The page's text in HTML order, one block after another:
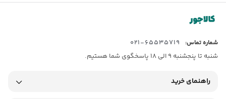
شماره تماس:
65535719-021
شنبه تا پنجشنبه 9 الی 18 پاسخگوی شما هستیم.
راهنمای خرید